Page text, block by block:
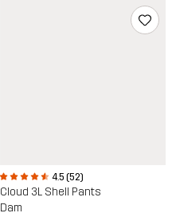
4.5 (52)
Cloud 3L Shell Pants
Dam